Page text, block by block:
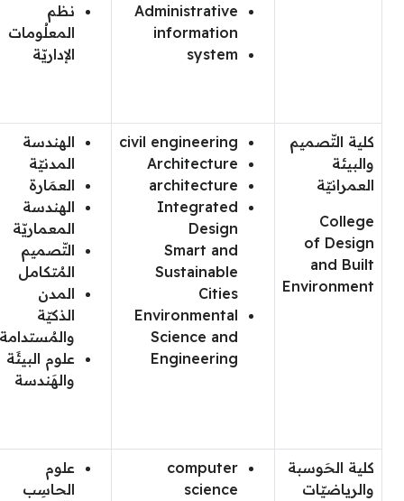
Administrative
information
system
نظم
المعلُومات
الإداريّة
كلية التّصميم
والبيئة
العمرانيّة
College
of Design
and Built
Environment
civil engineering
Architecture
architecture
Integrated
Design
Smart and
Sustainable
Cities
Environmental
Science and
Engineering
الهندسة
المدنيّة
العمَارة
الهندسة
المعماريّة
التّصميم
المُتكامل
المدن
الذكيّة
والمُستدامة
علوم البيئَة
والهَندسة
كلية الحَوسبة
والرياضيّات
computer
science
علوم
الحاسِب